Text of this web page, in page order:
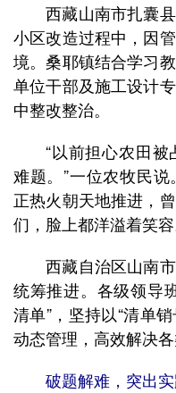
西藏山南市扎囊县
小区改造过程中，因
境。桑耶镇结合学习
单位干部及施工设计
中整改整治。
“以前担心农田被
难题。”一位农牧民
正热火朝天地推进，
们，脸上都洋溢着笑容
西藏自治区山南市
统筹推进。各级领导
清单”，坚持以“清单
动态管理，高效解决各
破题解难，突出